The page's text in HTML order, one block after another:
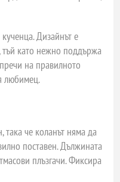
Дизайнът е
като нежно поддържа
на правилното
любимец.
че коланът няма да
поставен. Дължината
плъзгачи. Фиксира